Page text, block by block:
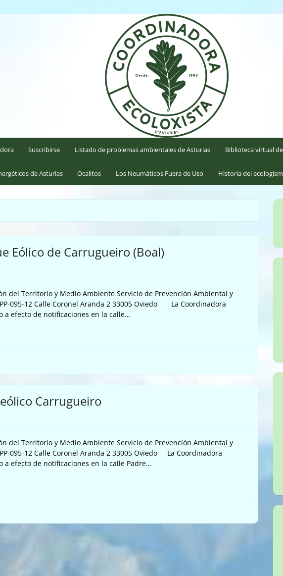
Suscribirse Listado de problemas ambientales de Asturias Biblioteca virtual
de Asturias Ocalitos Los Neumáticos Fuera de Uso Historia del
Eólico de Carrugueiro (Boal)
del Territorio y Medio Ambiente Servicio de Prevención Ambiental y
095-12 Calle Coronel Aranda 2 33005 Oviedo La Coordinadora
a efecto de notificaciones en la calle…
Carrugueiro
del Territorio y Medio Ambiente Servicio de Prevención Ambiental y
095-12 Calle Coronel Aranda 2 33005 Oviedo La Coordinadora
a efecto de notificaciones en la calle Padre…